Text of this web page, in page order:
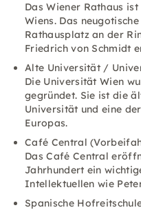
Das Wiener Rathaus
Wiens. Das
Rathausplatz an der
Friedrich von Schmidt
Alte Universität /
Die Universität Wien
gegründet. Sie ist die
Universität und eine
Europas.
Café Central
Das Café Central
Jahrhundert ein
Intellektuellen wie
Spanische